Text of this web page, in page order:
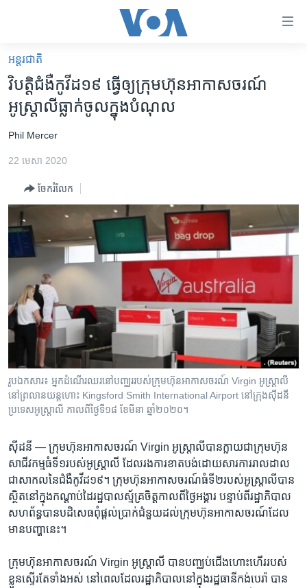
គេហទំព័រ​
ទាក់ទង
និង​
ទំព័រ​
ម្តង
រំលង​
ចូល​
ទៅ​
រចនា
សម្ព័ន្ធ​
រំលង​
ទៅ​
កាន់​
ស្វែង​
អន្តរជាតិ
អាមេរិក
កម្ពុជាច្នៃប្រតិដ្ឋ
ព្រឹត្តិការណ៍ព័ត៌មាន
ទូរទស្សន៍ / វីដេអូ​
វិទ្យុ / ផតខាសថ៍
កម្មវិធីទាំងអស់
Khmer English
បណ្តាញ​សង្គម
អន្តរជាតិ
វិបត្តិជំងឺកូវីដ១៩ ធ្វើឲ្យក្រុមហ៊ុនអាកាសចរណ៍
អូស្រ្តាលីធ្លាក់ចូលក្នុងបំណុល
Phil Mercer
22 មេសា 2020
ចែករំលែក
រូបឯកសារ៖ អ្នកដំណើរឈរនៅបញ្ឈររបស់ក្រុមហ៊ុនអាកាសចរណ៍ Virgin អូស្រ្តាលី
នៅព្រលានយន្តហោះ Kingsford Smith International Airport នៅក្រុងស៊ីដនី ​
ប្រទេសអូស្រ្តាលី កាលពីថ្ងៃទី១៨ ខែមីនា ឆ្នាំ២០២០។
ស៊ីដនី — ក្រុមហ៊ុនអាកាសចរណ៍ Virgin អូស្រ្តាលីបានក្លាយជាក្រុមហ៊ុន
សាជីវកម្មធំទី១របស់អូស្រ្តាលី ដែលរងការខាតបង់ដោយសារការរាលដាល
ជាសាកលនៃជំងឺកូវីដ១៩។ ក្រុមហ៊ុនអាកាសចរណ៍ធំទី២របស់អូស្រ្តាលីបាន
ស្ថិតនៅក្នុងកណ្តាប់ដៃរដ្ឋបាលស្ម័គ្រចិត្ត​កាលពីថ្ងៃអង្គារ បន្ទាប់ពីរដ្ឋាភិបាល
សហព័ន្ធបានបដិសេធពុំផ្តល់ប្រាក់ជំនួយដល់ក្រុមហ៊ុនអាកាសចរណ៍ដែល
មានបញ្ហានេះ។
ក្រុមហ៊ុនអាកាសចរណ៍ Virgin អូស្រ្តាលី បានបញ្ឈប់ជើងហោះហើររបស់
ខ្លួនស្ទើរតែទាំងអស់ នៅពេលដែលរដ្ឋាភិបាលនៅក្នុងរដ្ឋធានីកង់បេរ៉ា បាន